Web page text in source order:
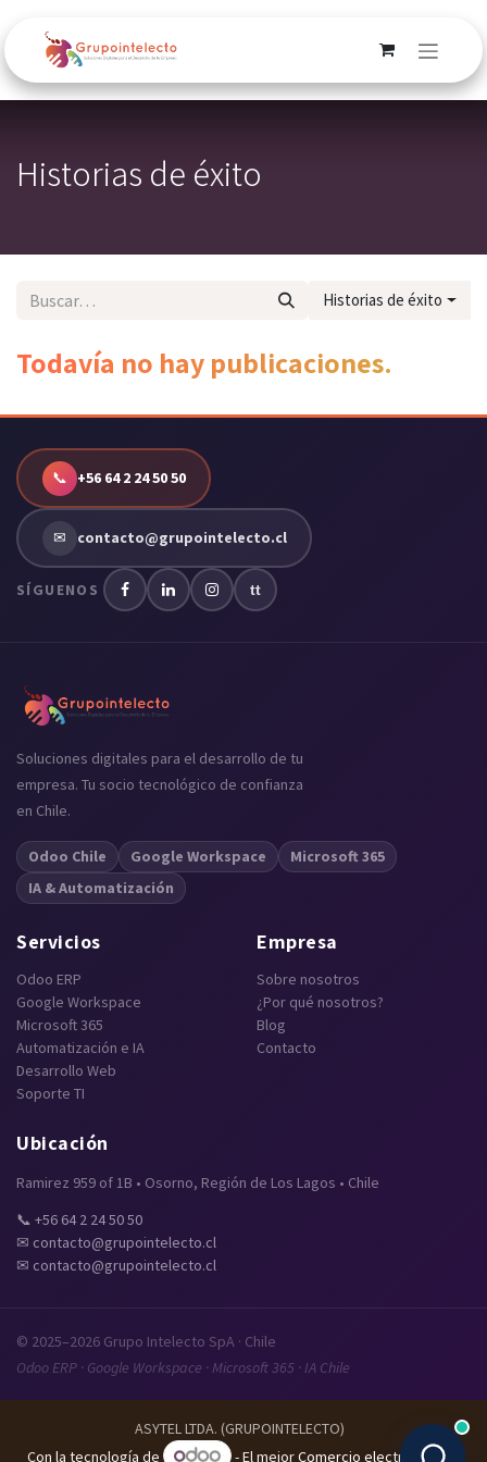
Historias de éxito
Historias de éxito
Todavía no hay publicaciones.
📞 +56 64 2 24 50 50
✉ contacto@grupointelecto.cl
SÍGUENOS tt
Soluciones digitales para el desarrollo de tu
empresa. Tu socio tecnológico de confianza
en Chile.
Odoo Chile Google Workspace
Microsoft 365
IA & Automatización
Servicios
Odoo ERP
Google Workspace
Microsoft 365
Automatización e IA
Desarrollo Web
Soporte TI
Empresa
Sobre nosotros
¿Por qué nosotros?
Blog
Contacto
Ubicación
Ramirez 959 of 1B • Osorno, Región de Los Lagos • Chile
📞 +56 64 2 24 50 50
✉ contacto@grupointelecto.cl
✉ contacto@grupointelecto.cl
© 2025–2026 Grupo Intelecto SpA · Chile
Odoo ERP · Google Workspace · Microsoft 365 · IA Chile
ASYTEL LTDA. (GRUPOINTELECTO)
Con la tecnología de
- El mejorComercio electrónico de